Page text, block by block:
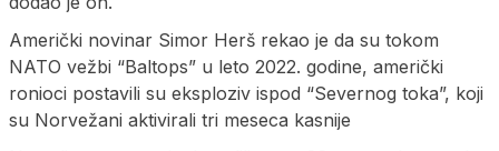
Američki novinar Simor Herš rekao je da su tokom
NATO vežbi “Baltops” u leto 2022. godine, američki
ronioci postavili su eksploziv ispod “Severnog toka”, koji
su Norvežani aktivirali tri meseca kasnije